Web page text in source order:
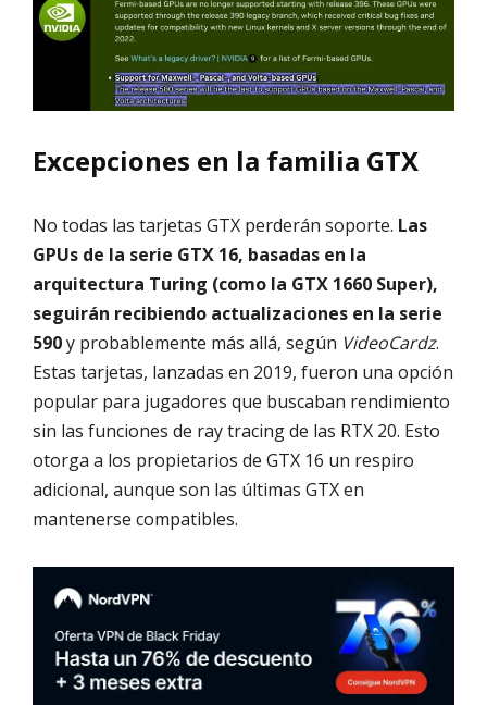
Excepciones en la familia GTX
No todas las tarjetas GTX perderán soporte. Las
GPUs de la serie GTX 16, basadas en la
arquitectura Turing (como la GTX 1660 Super),
seguirán recibiendo actualizaciones en la serie
590y probablemente más allá, según VideoCardz.
Estas tarjetas, lanzadas en 2019, fueron una opción
popular para jugadores que buscaban rendimiento
sin las funciones de ray tracing de las RTX 20. Esto
otorga a los propietarios de GTX 16 un respiro
adicional, aunque son las últimas GTX en
mantenerse compatibles.